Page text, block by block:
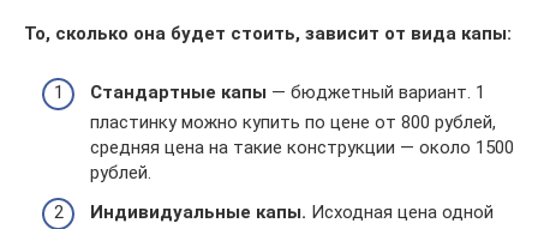
То, сколько она будет стоить, зависит от вида капы:
Стандартные капы — бюджетный вариант. 1
пластинку можно купить по цене от 800 рублей,
средняя цена на такие конструкции — около 1500
рублей.
Индивидуальные капы. Исходная цена одной